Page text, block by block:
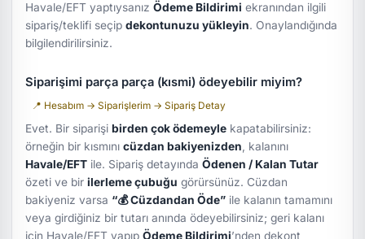
Havale/EFT yaptıysanızÖdeme Bildirimi ekranından ilgili
sipariş/teklifi seçipdekontunuzu yükleyin. Onaylandığında
bilgilendirilirsiniz.
Siparişimi parça parça (kısmi) ödeyebilir miyim?
📍 Hesabım → Siparişlerim → Sipariş Detay
Evet. Bir siparişibirden çok ödemeyle kapatabilirsiniz:
örneğin bir kısmınıcüzdan bakiyenizden , kalanını
Havale/EFT ile. Sipariş detayındaÖdenen / Kalan Tutar
özeti ve birilerleme çubuğu görürsünüz. Cüzdan
bakiyeniz varsa “💰 Cüzdandan Öde” ile kalanın tamamını
veya girdiğiniz bir tutarı anında ödeyebilirsiniz; geri kalanı
için Havale/EFT yapıpÖdeme Bildirimi’nden dekont